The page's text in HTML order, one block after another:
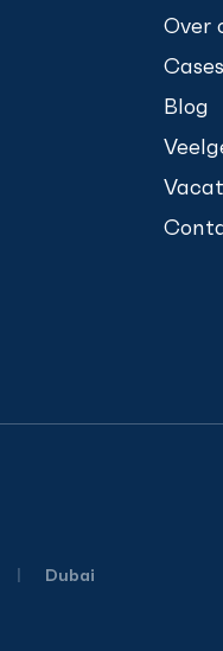
Over
Cases
Blog
Dubai